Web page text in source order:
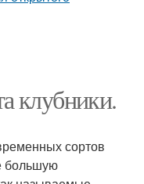
клубники.
сортов
большую